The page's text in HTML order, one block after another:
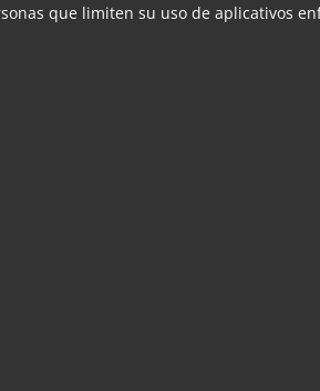
que limiten su uso de aplicativos